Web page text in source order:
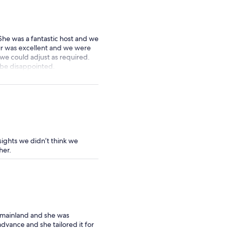
was a fantastic host and we
was excellent and we were
could adjust as required.
disappointed.
we didn’t think we
and she was
and she tailored it for